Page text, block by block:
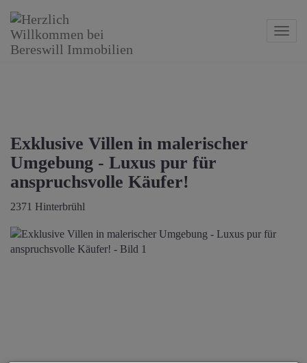
Exklusive Villen in malerischer
Umgebung - Luxus pur für
anspruchsvolle Käufer!
2371 Hinterbrühl